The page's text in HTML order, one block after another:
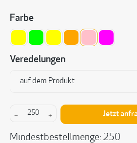
Farbeauswählen
gelb grün weiß, gelbe Tinte
orange pink magenta
Veredelungen
auf dem Produkt
Produkt Anzahl: Gib den
Jetzt
Mindestbestellmenge: 250